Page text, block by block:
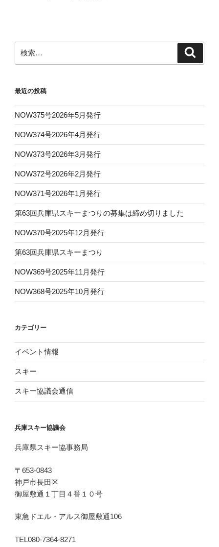
ン
検
索:
最近の投稿
NOW375号2026年5月発行
NOW374号2026年4月発行
NOW373号2026年3月発行
NOW372号2026年2月発行
NOW371号2026年1月発行
第63回兵庫県スキーまつりの募集は締め切りました
NOW370号2025年12月発行
第63回兵庫県スキーまつり
NOW369号2025年11月発行
NOW368号2025年10月発行
カテゴリー
イベント情報
スキー
スキー協議会通信
兵庫スキー協議会
兵庫県スキー協事務局
〒653-0843
神戸市長田区
御屋敷通１丁目４番１０号
東急ドエル・アルス御屋敷通106
TEL080-7364-8271